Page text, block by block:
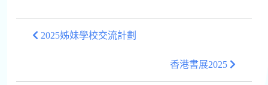
2025姊妹學校交流計劃
香港書展2025